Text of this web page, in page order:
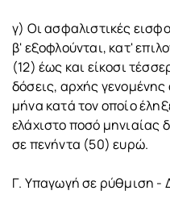
γ) Οι ασφαλιστικές
β' εξοφλούνται, κατ'
(12) έως και είκοσι
δόσεις, αρχής
μήνα κατά τον οποίο
ελάχιστο ποσό μηνιαίας
σε πενήντα (50) ευρώ.
Γ. Υπαγωγή σε ρύθμιση -